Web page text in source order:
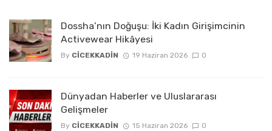
Dossha’nın Doğuşu: İki Kadın Girişimcinin
Activewear Hikâyesi
By CICEKKADIN 19 Haziran 2026 0
Dünyadan Haberler ve Uluslararası
Gelişmeler
By CICEKKADIN 15 Haziran 2026 0